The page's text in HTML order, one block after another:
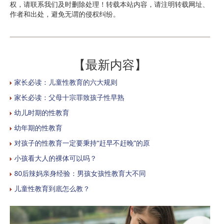
权，请联系我们及时删除处理！转载本站内容，请注明转载网址、
作者和出处，避免无谓的侵权纠纷。
【最新内容】
家长必读：儿童性教育的六大规则
家长必读：父母十宗罪致孩子性早熟
幼儿时期的性教育
幼年期的性教育
对孩子的性教育一定要秉持“赶早不赶晚”的原
小孩看大人的裸体可以吗？
80后辣妈亲身经验：男孩女孩性教育大不同
儿童性教育到底怎么教？